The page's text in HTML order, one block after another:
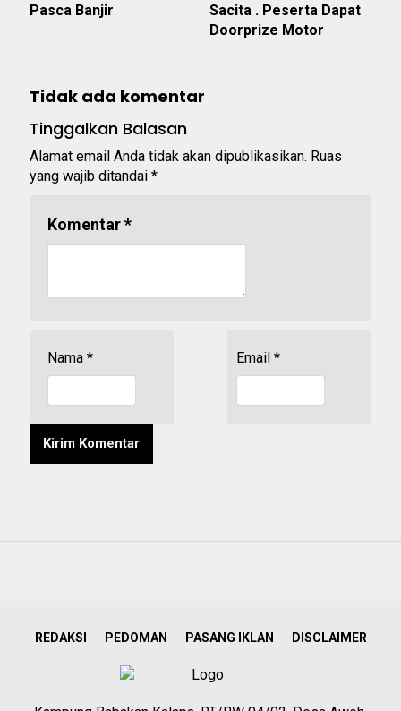
Pasca Banjir
Sacita . Peserta Dapat
Doorprize Motor
Tidak ada komentar
Tinggalkan Balasan
Alamat email Anda tidak akan dipublikasikan. Ruas
yang wajib ditandai *
Komentar*
Nama * Email *
REDAKSI PEDOMAN PASANG IKLAN DISCLAIMER